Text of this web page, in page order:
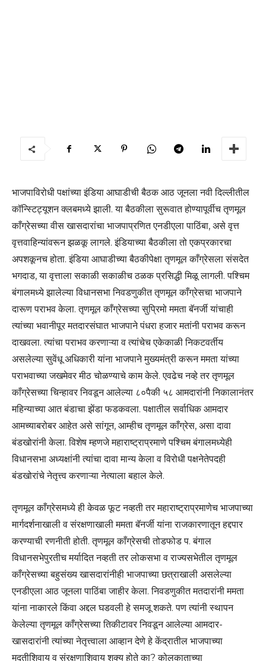
भाजपाविरोधी पक्षांच्या इंडिया आघाडीची बैठक आठ जूनला नवी दिल्लीतील
कॉन्स्टिट्यूशन क्लबमध्ये झाली. या बैठकीला सुरूवात होण्यापूर्वीच तृणमूल
काँग्रेसच्या वीस खासदारांचा भाजपाप्रणित एनडीएला पाठिंबा, असे वृत्त
वृत्तवाहिन्यांवरून झळकू लागले. इंडियाच्या बैठकीला तो एकप्रकारचा
अपशकूनच होता. इंडिया आघाडीच्या बैठकीपेक्षा तृणमूल काँग्रेसला संसदेत
भगदाड, या वृत्ताला सकाळी सकाळीच ठळक प्रसिद्धी मिळू लागली. पश्चिम
बंगालमध्ये झालेल्या विधानसभा निवडणुकीत तृणमूल काँग्रेसचा भाजपाने
दारूण पराभव केला. तृणमूल काँग्रेसच्या सुप्रिमो ममता बॅनर्जी यांचाही
त्यांच्या भवानीपूर मतदारसंघात भाजपाने पंधरा हजार मतांनी पराभव करून
दाखवला. त्यांचा पराभव करणाऱ्या व त्यांचेच एकेकाळी निकटवर्तीय
असलेल्या सुवेंधू अधिकारी यांना भाजपाने मुख्यमंत्री करून ममता यांच्या
पराभवाच्या जखमेवर मीठ चोळण्याचे काम केले. एवढेच नव्हे तर तृणमूल
काँग्रेसच्या चिन्हावर निवडून आलेल्या ८०पैकी ५८ आमदारांनी निकालानंतर
महिन्याच्या आत बंडाचा झेंडा फडकवला. पक्षातील सर्वाधिक आमदार
आमच्याबरोबर आहेत असे सांगून, आम्हीच तृणमूल काँग्रेस, असा दावा
बंडखोरांनी केला. विशेष म्हणजे महाराष्ट्राप्रमाणे पश्चिम बंगालमध्येही
विधानसभा अध्यक्षांनी त्यांचा दावा मान्य केला व विरोधी पक्षनेतेपदही
बंडखोरांचे नेतृत्त्व करणाऱ्या नेत्याला बहाल केले.
तृणमूल काँग्रेसमध्ये ही केवळ फूट नव्हती तर महाराष्ट्राप्रमाणेच भाजपाच्या
मार्गदर्शनाखाली व संरक्षणाखाली ममता बॅनर्जी यांना राजकारणातून हद्दपार
करण्याची रणनीती होती. तृणमूल काँग्रेसची तोडफोड प. बंगाल
विधानसभेपुरतीच मर्यादित नव्हती तर लोकसभा व राज्यसभेतील तृणमूल
काँग्रेसच्या बहुसंख्य खासदारांनीही भाजपाच्या छत्राखाली असलेल्या
एनडीएला आठ जूनला पाठिंबा जाहीर केला. निवडणुकीत मतदारांनी ममता
यांना नाकारले किंवा अद्दल घडवली हे समजू शकते. पण त्यांनी स्थापन
केलेल्या तृणमूल काँग्रेसच्या तिकीटावर निवडून आलेल्या आमदार-
खासदारांनी त्यांच्या नेतृत्त्वाला आव्हान देणे हे केंद्रातील भाजपाच्या
मदतीशिवाय व संरक्षणाशिवाय शक्य होते का? कोलकाताच्या